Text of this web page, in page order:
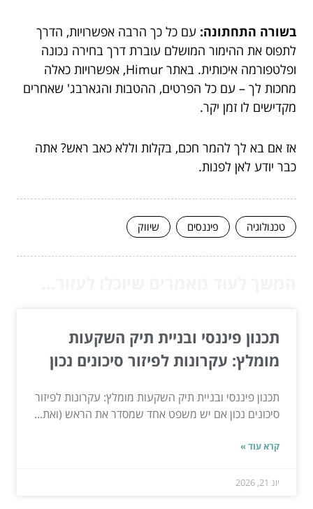
בשורה התחתונה: עם כל כך הרבה אפשרויות, הדרך
לתפוס את ההימור המושלם עוברת דרך בחירה נכונה
ופלטפורמה איכותית. באתר Himur, אפשרויות כאלה
מחכות לך – עם כל הפרטים, ההטבות והגארבג' שאחרים
מקדישים לו זמן יקר.
אז אם בא לך להמר חכם, בקלות וללא כאב ראש? אתה
כבר יודע לאן לפנות.
טכנולוגיה פיננסים שיווק
תכנון פיננסי ובניית תיק השקעות
מומלץ: עקרונות לפיזור סיכונים נכון
תכנון פיננסי ובניית תיק השקעות מומלץ: עקרונות לפיזור
סיכונים נכון אם יש משפט אחד שמסדר את הראש (ואת...
קרא עוד »
יונ 21, 2026